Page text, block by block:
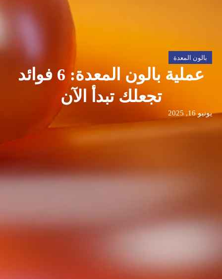
بالون المعدة
عملية بالون المعدة: 6 فوائد
تجعلك تبدأ الآن
يونيو 16, 2025